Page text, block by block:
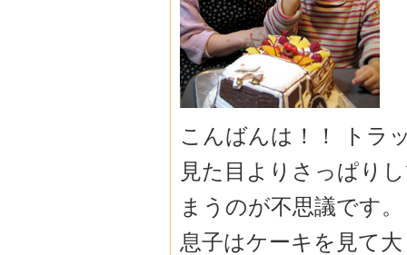
こんばんは！！ トラ
見た目よりさっぱり
まうのが不思議です。
息子はケーキを見て